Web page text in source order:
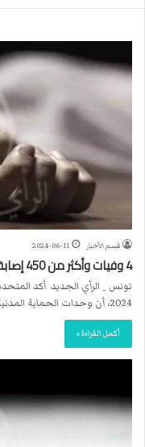
قسم الأخبار 2024-06-11
4 وفيات وأكثر من 450 إصابة في 24 ساعة بتونس
2024، أن وحدات الحماية المدنية سجلت خلال…
أكمل القراءة »